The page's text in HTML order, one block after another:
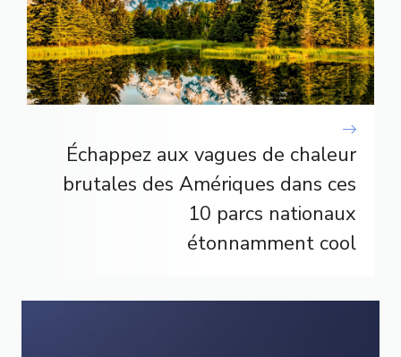
Échappez aux vagues de chaleur
brutales des Amériques dans ces
10 parcs nationaux
étonnamment cool